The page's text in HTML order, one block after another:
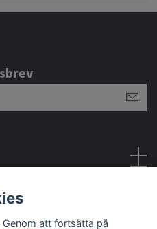
att fortsätta på